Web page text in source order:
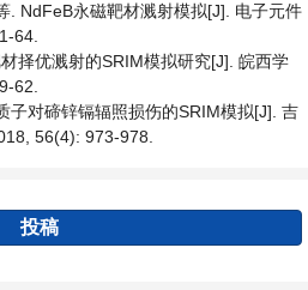
. NdFeB永磁靶材溅射模拟[J]. 电子元件
64.
择优溅射的SRIM模拟研究[J]. 皖西学
62.
子对碲锌镉辐照损伤的SRIM模拟[J]. 吉
56(4): 973-978.
投稿